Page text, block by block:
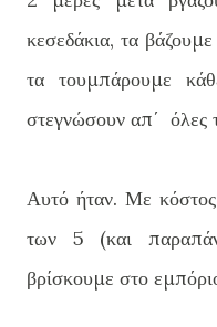
κεσεδάκια, τα
τα τουμπάρουμε
στεγνώσουν απ΄ όλες
Αυτό ήταν. Με
των 5 (και
βρίσκουμε στο